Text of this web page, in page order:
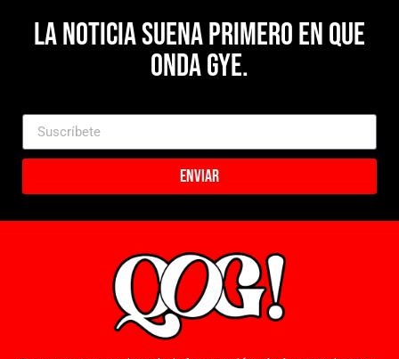
La noticia suena primero en Que
Onda Gye.
Enviar